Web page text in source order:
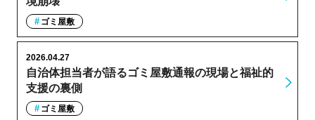
ゴミ屋敷
自治体担当者が語るゴミ屋敷通報の現場と福祉的
支援の裏側
2026.04.27
ゴミ屋敷